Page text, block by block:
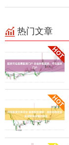
热门文章